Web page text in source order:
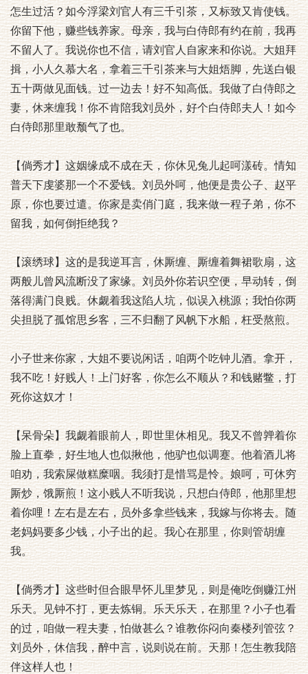
怎生过活？如今浮梁刘官人有三千引茶，又标致又肯使钱。
你留下他，赚些钱养家。母亲，我与白侍郎有约在前，我再
不留人了。我说你也不信，请刘官人自家来和你说。大姐拜
揖，小人久慕大名，拿着三千引茶来与大姐焐脚，先送白银
五十两做见面钱。过一边去！好不知高低。我做了白侍郎之
妻，休来缠我！你不肯陪我刘员外，好个白侍郎夫人！如今
白侍郎那里敢颓气了也。
【倘秀才】这姻缘成不成在天，你休见兔儿起呵漾砖。情知
普天下虔婆那一个不爱钱。刘员外呵，他便是贵公子、赵平
原，你也要过遣。你家是卖俏门庭，我来做一程子弟，你不
留我，如何倒拒绝我？
【滚绣球】这的是我逆耳言，休厮缠、厮缠着舞裙歌扇，这
两般儿曾风流断没了家缘。刘员外你若识空便，早动转，倒
落得满门良贱。休觑着我这陷人坑，似误入桃源；我怕你两
尖担脱了孤馆思乡客，三不归翻了风帆下水船，枉受熬煎。
小子世来你家，大姐不要说闲话，咱两个吃钟儿酒。拿开，
我不吃！好贱人！上门好客，你怎么不顺从？和钱赌鳖，打
死你这奴才！
【呆骨朵】我觑着眼前人，即世里休相见。我又不曾亸着你
脸上直拳，好生地人也似揪他，他驴也似调蹇。他着酒儿将
咱劝，我索屎做糕糜咽。我须打是惜骂是怜。娘呵，可休穷
厮炒，饿厮煎！这小贱人不听我说，只想白侍郎，他那里想
着你哩！左右是左右，员外多拿些钱来，我嫁与你将去。随
老妈妈要多少钱，小子出的起。我心在那里，你则管胡缠
我。
【倘秀才】这些时但合眼早怀儿里梦见，则是俺吃倒赚江州
乐天。见钟不打，更去炼铜。乐天乐天，在那里？小子也看
的过，咱做一程夫妻，怕做甚么？谁教你闷向秦楼列管弦？
刘员外，休信我，醉中言，说则说在前。天那！怎生教我陪
伴这样人也！